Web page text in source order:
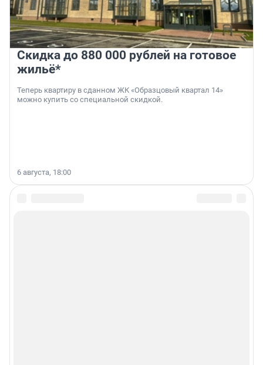
Скидка до 880 000 рублей на готовое
жильё*
Теперь квартиру в сданном ЖК «Образцовый квартал 14»
можно купить со специальной скидкой.
6 августа, 18:00